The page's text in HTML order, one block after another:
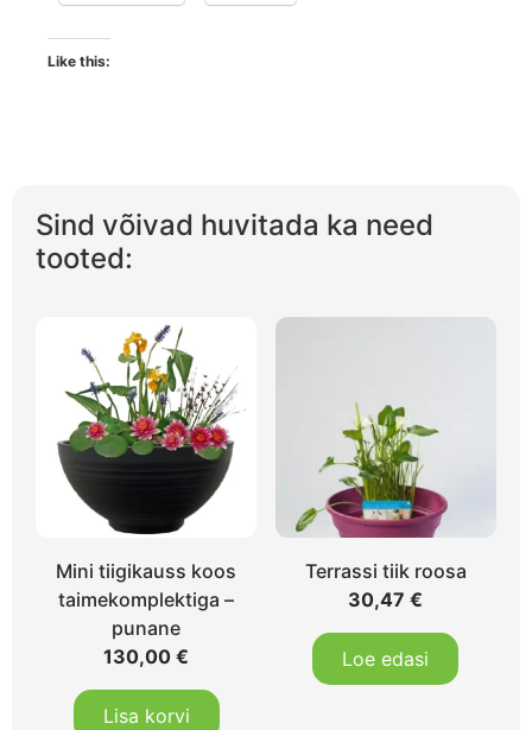
Like this:
Sind võivad huvitada ka need
tooted:
Mini tiigikauss koos
taimekomplektiga –
punane
130,00€
Lisa korvi
Terrassi tiik roosa
30,47€
Loe edasi